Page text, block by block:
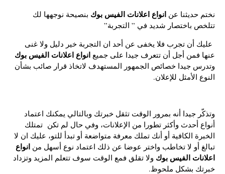
نختم حديثنا عنانواع اعلانات الفيس بوكبنصيحة نوجهها لك
تتلخص باختصار شديد في ” التجربة”
عليك أن تجرب فلا يخفى عن أحد ان التجربة خير دليل ولا غنى
عنها فمن أجل أن تتعرف جيدا على جميعانواع اعلانات الفيس بوك
وتدرس جيدا خصائص الجمهور المستهدف لاتخاذ قرار صائب بشأن
النوع الأمثل للإعلان.
وتذكّر جيدا أنه بمرور الوقت تثقل خبرتك وبالتالي يمكنك اعتماد
أنواع أحدث وأكثر تطورا من الإعلانات، وفي حال لم تكن تمتلك
الخبرة الكافية أو أنك تملك معرفة متواضعة أو تبدأ للتو، عليك ان لا
تبالغ أو لا تخاطب واختر عوضا عن ذلك اعتماد نوع أسهل منانواع
اعلانات الفيس بوكولا تقلق فمع الوقت سوف تتعلم المزيد وتزداد
خبرتك بشكل ملحوظ.